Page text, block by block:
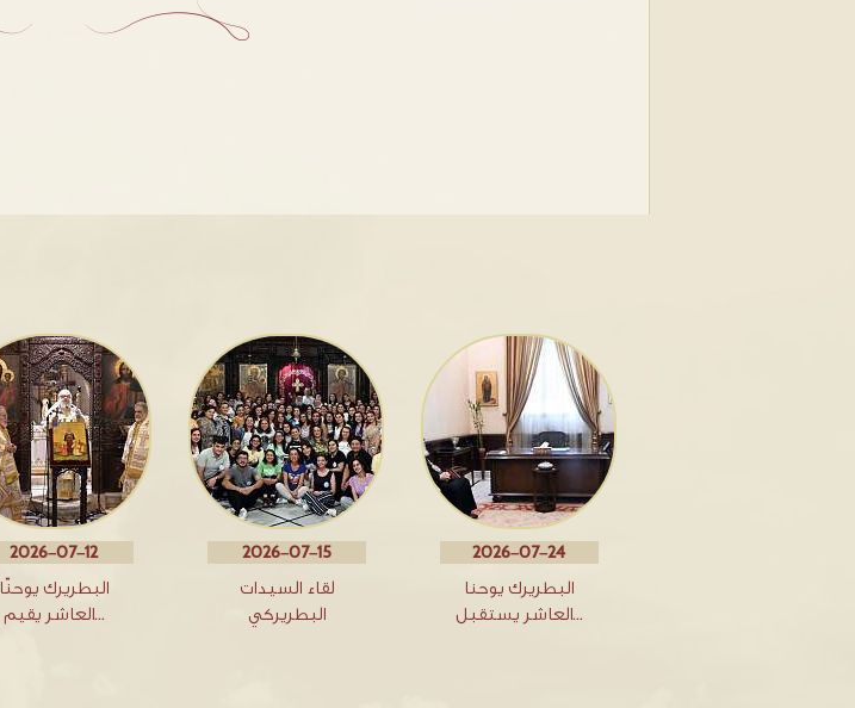
2026-07-12
البطريرك يوحنّا
العاشر يقيم…
2026-07-15
لقاء السيدات
البطريركي
2026-07-24
البطريرك يوحنا
العاشر يستقبل…